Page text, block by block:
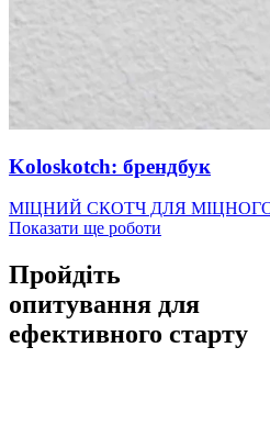
Koloskotch: брендбук
МІЦНИЙ СКОТЧ ДЛЯ
Показати ще роботи
Пройдіть
опитування для
ефективного старту